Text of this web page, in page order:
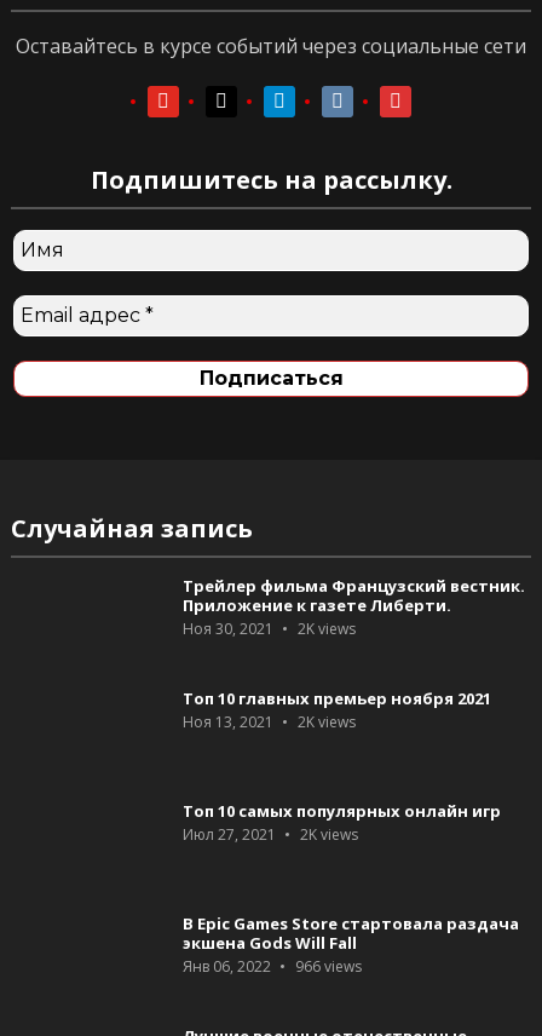
Оставайтесь в курсе событий через социальные сети
youtubeyoutubetelegramvkontaktevkontakte
Подпишитесь на рассылку.
Случайная запись
Трейлер фильма Французский вестник.
Приложение к газете Либерти.
Ноя 30, 2021 2Kviews
Топ 10 главных премьер ноября 2021
Ноя 13, 2021 2Kviews
Топ 10 самых популярных онлайн игр
Июл 27, 2021 2Kviews
В Epic Games Store стартовала раздача
экшена Gods Will Fall
Янв 06, 2022 966views